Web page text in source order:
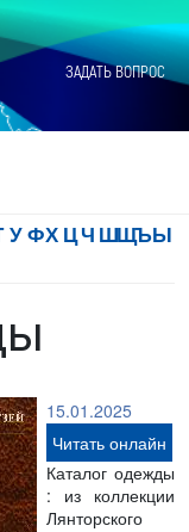
ЗАДАТЬ ВОПРОС
УФХ ЦЧ ШЩЪЫ
15.01.2025
Читать онлайн
Каталог одежды
: из коллекции
Лянторского